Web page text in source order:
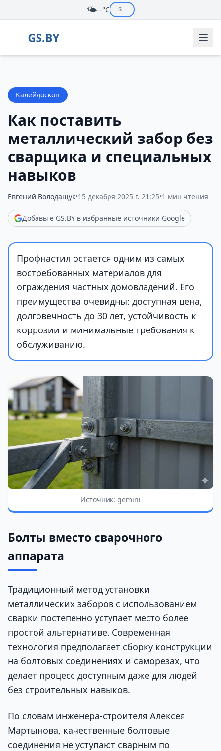
🌤️--°C $--
Калейдоскоп
Как поставить
металлический забор без
сварщика и специальных
навыков
Евгений Володащук•15 декабря 2025 г. 21:25•1 мин чтения
Добавьте GS.BY в избранные источники Google
Профнастил остается одним из самых
востребованных материалов для
ограждения частных домовладений. Его
преимущества очевидны: доступная цена,
долговечность до 30 лет, устойчивость к
коррозии и минимальные требования к
обслуживанию.
Источник: gemini
Болты вместо сварочного
аппарата
Традиционный метод установки
металлических заборов с использованием
сварки постепенно уступает место более
простой альтернативе. Современная
технология предполагает сборку конструкции
на болтовых соединениях и саморезах, что
делает процесс доступным даже для людей
без строительных навыков.
По словам инженера-строителя Алексея
Мартынова, качественные болтовые
соединения не уступают сварным по